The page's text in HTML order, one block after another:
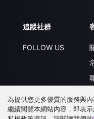
追蹤社群
FOLLOW US
為提供您更多優質的服務與
繼續閱覽本網站內容，即表